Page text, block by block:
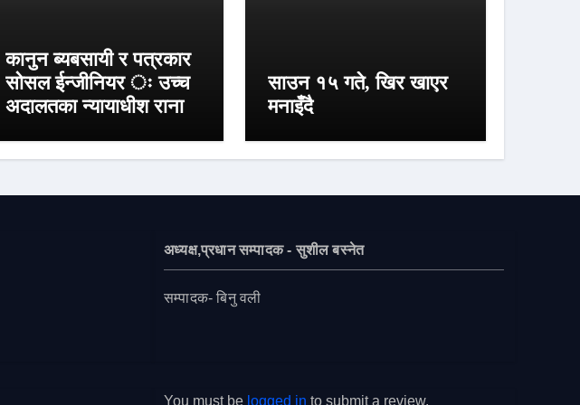
कानुन ब्यबसायी र पत्रकार
सोसल ईन्जीनियर ः उच्च
अदालतका न्यायाधीश राना
साउन १५ गते, खिर खाएर
मनाइँदै
अध्यक्ष,प्रधान सम्पादक - सुशील बस्नेत
सम्पादक- बिनु वली
You must be logged in to submit a review.